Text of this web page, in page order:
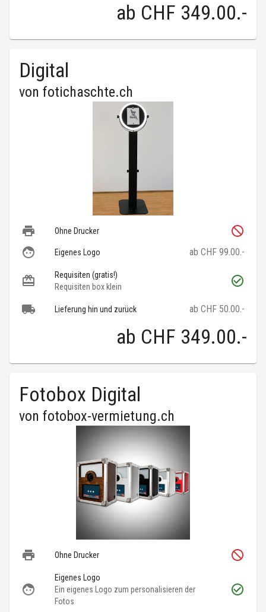
ab CHF 349.00.-
Digital
von fotichaschte.ch
Ohne Drucker
Eigenes Logo ab CHF 99.00.-
Requisiten (gratis!)
Requisiten box klein
Lieferung hin und zurück ab CHF 50.00.-
ab CHF 349.00.-
Fotobox Digital
von fotobox-vermietung.ch
Ohne Drucker
Eigenes Logo
Ein eigenes Logo zum personalisieren der
Fotos